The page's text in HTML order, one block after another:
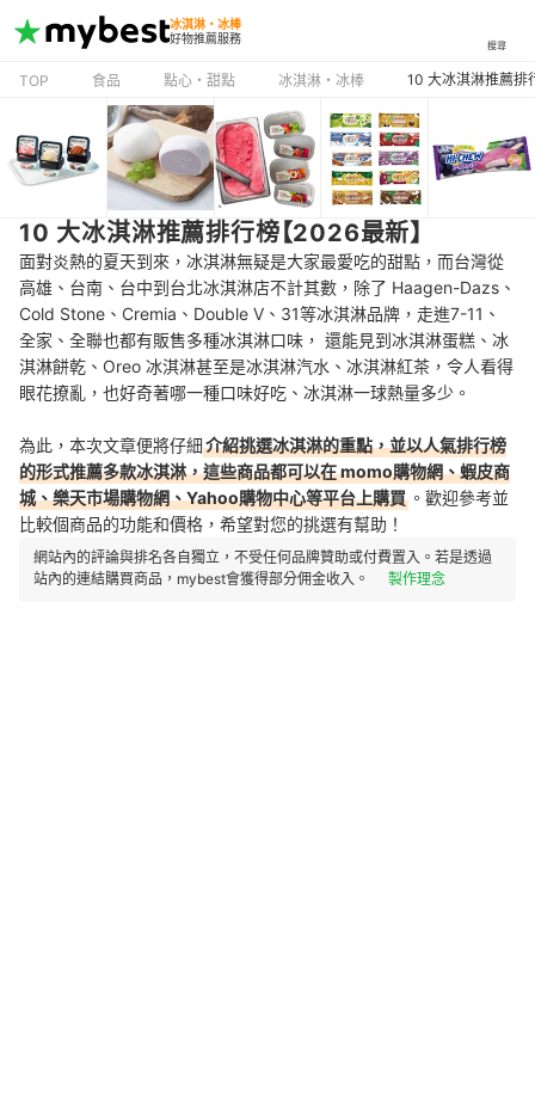
冰淇淋・冰棒
好物推薦服務
搜尋
TOP 食品 點心・甜點 冰淇淋・冰棒 10 大冰淇淋推薦排
10 大冰淇淋推薦排行榜【2026最新】
面對炎熱的夏天到來，冰淇淋無疑是大家最愛吃的甜點，而台灣從
高雄、台南、台中到台北冰淇淋店不計其數，除了 Haagen-Dazs、
Cold Stone、Cremia、Double V、31等冰淇淋品牌，走進7-11、
全家、全聯也都有販售多種冰淇淋口味， 還能見到冰淇淋蛋糕、冰
淇淋餅乾、Oreo 冰淇淋甚至是冰淇淋汽水、冰淇淋紅茶，令人看得
眼花撩亂，也好奇著哪一種口味好吃、冰淇淋一球熱量多少。
為此，本次文章便將仔細介紹挑選冰淇淋的重點，並以人氣排行榜
的形式推薦多款冰淇淋，這些商品都可以在 momo購物網、蝦皮商
城、樂天市場購物網、Yahoo購物中心等平台上購買 。歡迎參考並
比較個商品的功能和價格，希望對您的挑選有幫助！
網站內的評論與排名各自獨立，不受任何品牌贊助或付費置入。若是透過
站內的連結購買商品，mybest會獲得部分佣金收入。
製作理念